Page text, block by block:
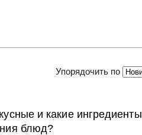
Упорядочить по
и какие ингредиенты
блюд?